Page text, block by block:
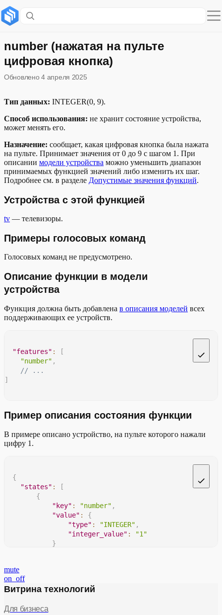
Устройства с этой функцией
Примеры голосовых команд
Пример описания состояния функции
number (нажатая на пульте
цифровая кнопка)
Обновлено 4 апреля 2025
Тип данных: INTEGER(0, 9).
Способ использования: не хранит состояние устройства,
может менять его.
Назначение: сообщает, какая цифровая кнопка была нажата
на пульте. Принимает значения от 0 до 9 с шагом 1. При
описании модели устройства можно уменьшить диапазон
принимаемых функцией значений либо изменить их шаг.
Подробнее см. в разделе Допустимые значения функций.
Устройства с этой функцией
tv — телевизоры.
Примеры голосовых команд
Голосовых команд не предусмотрено.
Описание функции в модели
устройства
Функция должна быть добавлена в описания моделей всех
поддерживающих ее устройств.
"features" :
[
"number" ,
// ...
]
Пример описания состояния функции
В примере описано устройство, на пульте которого нажали
цифру 1.
{
"states" :
[
{
"key" : "number" ,
"value" :
{
"type" : "INTEGER" ,
"integer_value" :
"1"
}
}
mute
on_off
Витрина технологий
Для бизнеса